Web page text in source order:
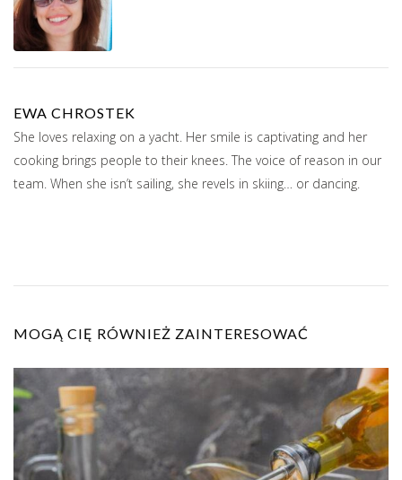
EWA CHROSTEK
She loves relaxing on a yacht. Her smile is captivating and her
cooking brings people to their knees. The voice of reason in our
team. When she isn’t sailing, she revels in skiing… or dancing.
MOGĄ CIĘ RÓWNIEŻ ZAINTERESOWAĆ